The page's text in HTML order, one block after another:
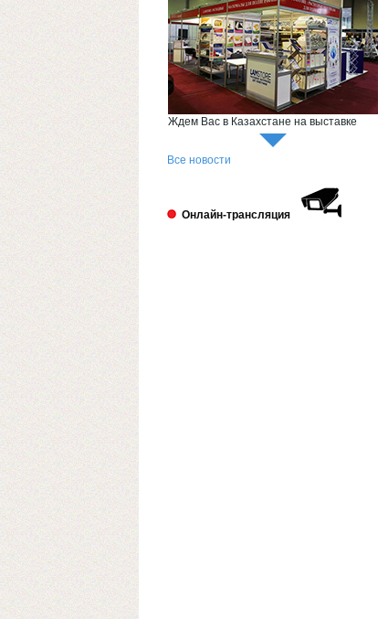
Ждем Вас в Казахстане на выставке
Reklam CentralAsia
2018-06-26
Ждем Вас в павильоне №3 Зал №14
Все новости
Онлайн-трансляция